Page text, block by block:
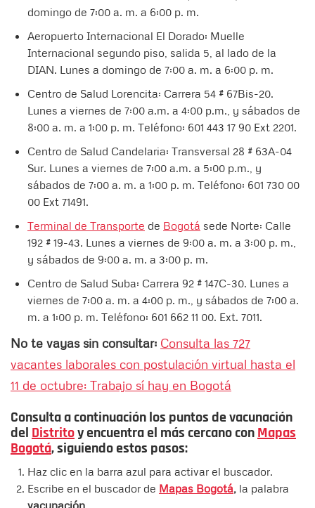
domingo de 7:00 a. m. a 6:00 p. m.
Aeropuerto Internacional El Dorado: Muelle
Internacional segundo piso, salida 5, al lado de la
DIAN. Lunes a domingo de 7:00 a. m. a 6:00 p. m.
Centro de Salud Lorencita: Carrera 54 # 67Bis-20.
Lunes a viernes de 7:00 a.m. a 4:00 p.m., y sábados de
8:00 a. m. a 1:00 p. m. Teléfono: 601 443 17 90 Ext 2201.
Centro de Salud Candelaria: Transversal 28 # 63A-04
Sur. Lunes a viernes de 7:00 a.m. a 5:00 p.m., y
sábados de 7:00 a. m. a 1:00 p. m. Teléfono: 601 730 00
00 Ext 71491. ​
Terminal de Transporte de Bogotá sede Norte: Calle
192 # 19-43. Lunes a viernes de 9:00 a. m. a 3:00 p. m.,
y sábados de 9:00 a. m. a 3:00 p. m.
Centro de Salud Suba: Carrera 92 # 147C-30. Lunes a
viernes de 7:00 a. m. a 4:00 p. m., y sábados de 7:00 a.
m. a 1:00 p. m. Teléfono: 601 662 11 00. Ext. 7011.
No te vayas sin consultar: Consulta las 727
vacantes laborales con postulación virtual hasta el
11 de octubre: Trabajo sí hay en Bogotá
Consulta a continuación los puntos de vacunación
del Distritoy encuentra el más cercano conMapas
Bogotá, siguiendo estos pasos:
Haz clic en la barra azul para activar el buscador.
Escribe en el buscador de Mapas Bogotá, la palabra